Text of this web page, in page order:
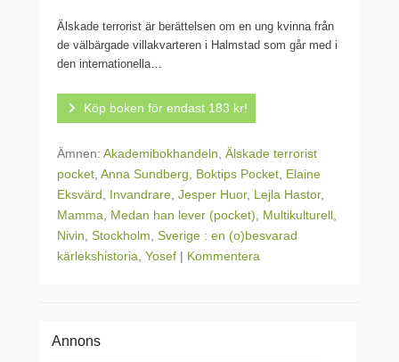
Älskade terrorist är berättelsen om en ung kvinna från
de välbärgade villakvarteren i Halmstad som går med i
den internationella…
Köp boken för endast 183 kr!
Ämnen: Akademibokhandeln Älskade terrorist
pocket Anna Sundberg Boktips Pocket Elaine
Eksvärd
Invandrare Jesper Huor, Lejla Hastor,
Mamma
Medan han lever (pocket) Multikulturell
Nivin Stockholm Sverige : en (o)besvarad
kärlekshistoria Yosef | Kommentera
Annons